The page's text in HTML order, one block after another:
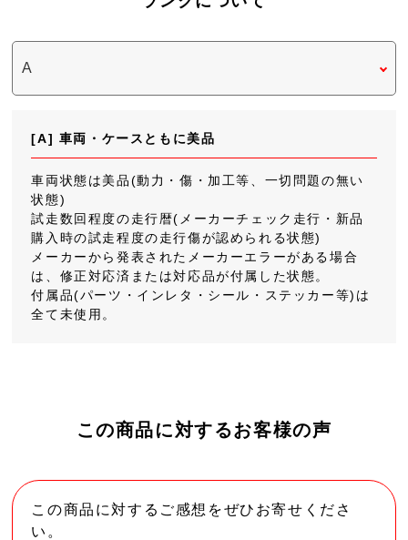
[A] 車両・ケースともに美品
車両状態は美品(動力・傷・加工等、一切問題の無い
状態)
試走数回程度の走行暦(メーカーチェック走行・新品
購入時の試走程度の走行傷が認められる状態)
メーカーから発表されたメーカーエラーがある場合
は、修正対応済または対応品が付属した状態。
付属品(パーツ・インレタ・シール・ステッカー等)は
全て未使用。
この商品に対するお客様の声
この商品に対するご感想をぜひお寄せくださ
い。